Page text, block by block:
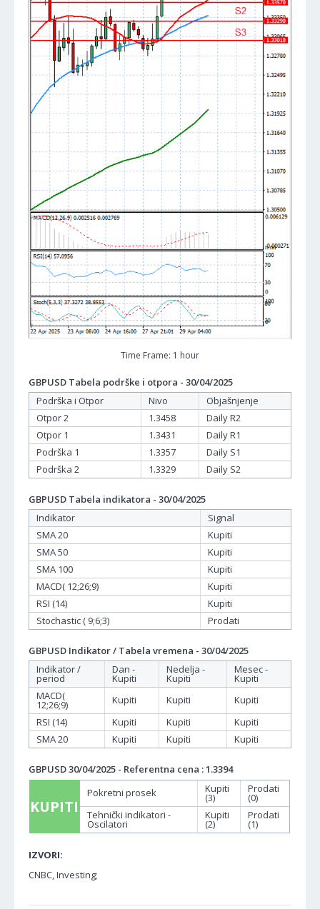
Time Frame: 1 hour
GBPUSD Tabela podrške i otpora - 30/04/2025
Podrška i Otpor
Nivo
Objašnjenje
Otpor 2
1.3458
Daily R2
Otpor 1
1.3431
Daily R1
Podrška 1
1.3357
Daily S1
Podrška 2
1.3329 Daily S2
GBPUSD Tabela indikatora - 30/04/2025
Indikator
Signal
SMA 20
Kupiti
SMA 50
Kupiti
SMA 100
Kupiti
MACD( 12;26;9)
Kupiti
RSI (14)
Kupiti
Stochastic ( 9;6;3)
Prodati
GBPUSD Indikator / Tabela vremena - 30/04/2025
Indikator /
period
Dan -
Kupiti
Nedelja -
Kupiti
Mesec -
Kupiti
MACD(
12;26;9) Kupiti Kupiti
Kupiti
RSI (14)
Kupiti Kupiti
Kupiti
SMA 20
Kupiti Kupiti Kupiti
GBPUSD 30/04/2025 - Referentna cena : 1.3394
KUPITI
Pokretni prosek Kupiti
(3)
Prodati
(0)
Tehnički indikatori -
Oscilatori
Kupiti
(2)
Prodati
(1)
IZVORI:
CNBC, Investing;